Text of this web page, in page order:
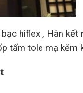
hiflex , Hàn
tấm tole mạ